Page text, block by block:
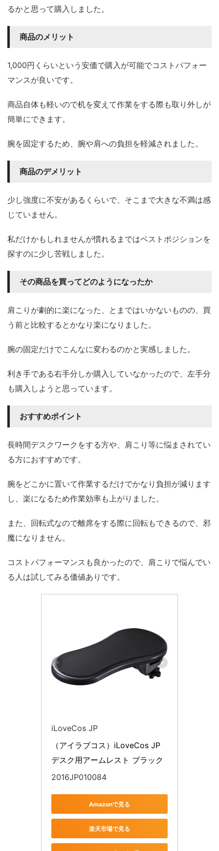
るかと思って購入しました。
商品のメリット
1,000円くらいという安価で購入が可能でコストパフォー
マンスが良いです。
商品自体も軽いので机を変えて作業をする際も取り外しが
簡単にできます。
腕を固定するため、腕や肩への負担を軽減されました。
商品のデメリット
少し強度に不安があるくらいで、そこまで大きな不満は感
じていません。
私だけかもしれませんが慣れるまではベストポジションを
探すのに少し苦戦しました。
その商品を買ってどのようになったか
肩こりが劇的に楽になった、とまではいかないものの、買
う前と比較するとかなり楽になりました。
腕の固定だけでこんなに変わるのかと実感しました。
利き手である右手分しか購入していなかったので、左手分
も購入しようと思っています。
おすすめポイント
長時間デスクワークをする方や、肩こり等に悩まされてい
る方におすすめです。
腕をどこかに置いて作業するだけでかなり負担が減ります
し、楽になるため作業効率も上がりました。
また、回転式なので離席をする際に回転もできるので、邪
魔になりません。
コストパフォーマンスも良かったので、肩こりで悩んでい
る人は試してみる価値ありです。
iLoveCos JP
（アイラブコス）iLoveCos JP
デスク用アームレスト ブラック
2016JP010084
Amazonで見る
楽天市場で見る